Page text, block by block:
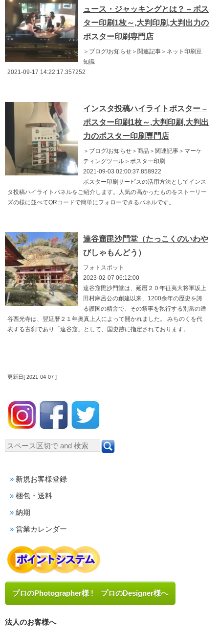
ュース・ジャッキングとは？ – ポス
ター印刷1枚～,大判印刷,大判出力の
ポスター印刷専門店
＞ブログ/お知らせ＞関連記事＞ネット印刷豆
知識
2021-09-17 14:22:17.357252
インスタ投稿ハイライトポスター –
ポスター印刷1枚～,大判印刷,大判出
力のポスター印刷専門店
＞ブログ/お知らせ＞商品＞関連記事＞マーケ
ティングツール＞ポスター印刷
2021-09-03 02:00:37.858922
ポスター印刷サービスの活用方法としてインス
タ投稿ハイライトパネルをご紹介します。人気の高かったものをストーリー
ズの様に並べてQRコードで簡単にフォローできるパネルです。
達谷窟毘沙門堂（たっこくのいわや
びしゃもんどう）
フォトスポット
2023-02-07 06:12:00
達谷窟毘沙門堂は、延暦２０年征夷大将軍坂上
田村麻呂公の創建以来、1200余年の歴史を誇
る護国の精舎で、その祭事を執行する別當の達
谷西光寺は、翌延暦２１年奥真上人によって開かれました。 みちのくを代
表する古刹であり「達谷窟」として、国史跡に指定されております。
更新日[ 2021-04-07 ]
新規お客様登録
梱包・送料
納期
営業カレンダー
プロのPhotographer様 ! プロのDesigner様へ
法人のお客様へ